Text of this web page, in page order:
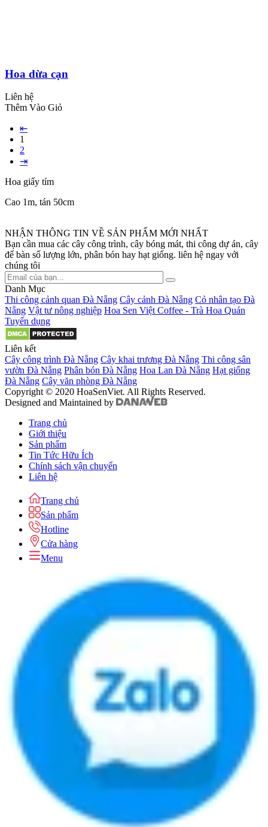
Hoa dừa cạn
Liên hệ
Thêm Vào Giỏ
⇤
1
2
⇥
Hoa giấy tím
Cao 1m, tán 50cm
NHẬN THÔNG TIN VỀ SẢN PHẨM MỚI NHẤT
Bạn cần mua các cây công trình, cây bóng mát, thi công dự án, cây
để bàn số lượng lớn, phân bón hay hạt giống. liên hệ ngay với
chúng tôi
Danh Mục
Thi công cảnh quan Đà Nẵng Cây cảnh Đà Nẵng Cỏ nhân tạo Đà
Nẵng Vật tư nông nghiệp Hoa Sen Việt Coffee - Trà Hoa Quán
Tuyển dụng
Liên kết
Cây công trình Đà Nẵng Cây khai trương Đà Nẵng Thi công sân
vườn Đà Nẵng Phân bón Đà Nẵng Hoa Lan Đà Nẵng Hạt giống
Đà Nẵng Cây văn phòng Đà Nẵng
Copyright © 2020 HoaSenViet. All Rights Reserved.
Designed and Maintained by
Trang chủ
Giới thiệu
Sản phẩm
Tin Tức Hữu Ích
Chính sách vận chuyển
Liên hệ
Trang chủ
Sản phẩm
Hotline
Cửa hàng
Menu